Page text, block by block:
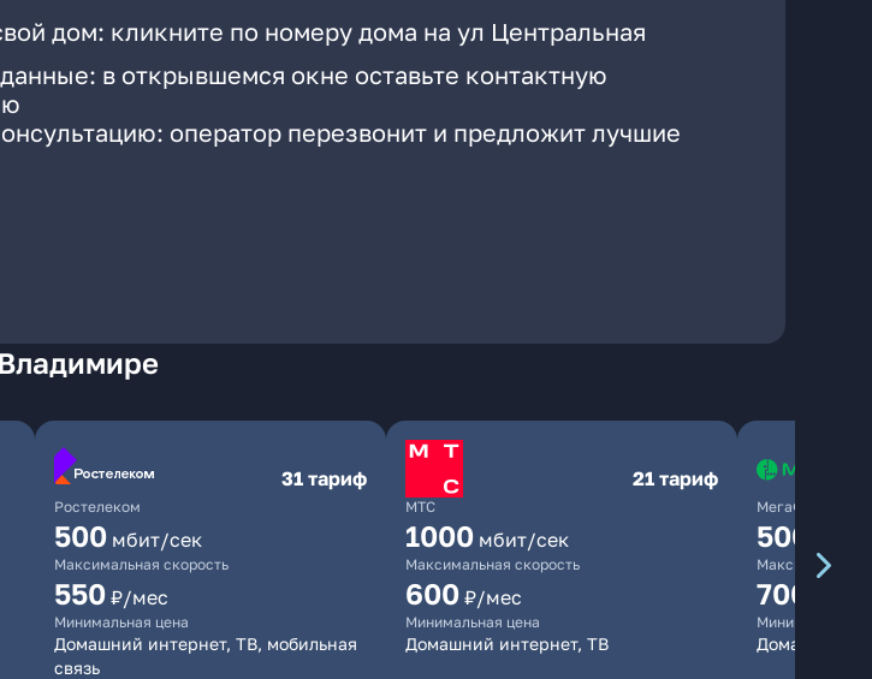
дом: кликните по номеру дома на ул Центральная
в открывшемся окне оставьте контактную
оператор перезвонит и предложит лучшие
Ростелеком
31 тариф
500 мбит/сек
Максимальная скорость
550 ₽/мес
Минимальная цена
Домашний интернет, ТВ, мобильная
связь
МТС
21 тариф
1000 мбит/сек
Максимальная скорость
600 ₽/мес
Минимальная цена
Домашний интернет, ТВ
МегаФон
500
Максимальная
700
Минимальная
Домашний